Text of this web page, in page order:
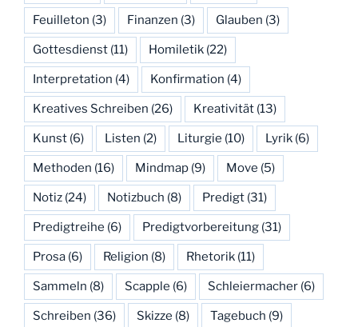
Feuilleton (3) Finanzen (3) Glauben (3)
Gottesdienst (11) Homiletik (22)
Interpretation (4) Konfirmation (4)
Kreatives Schreiben (26) Kreativität (13)
Kunst (6) Listen (2) Liturgie (10) Lyrik (6)
Methoden (16) Mindmap (9) Move (5)
Notiz (24) Notizbuch (8) Predigt (31)
Predigtreihe (6) Predigtvorbereitung (31)
Prosa (6) Religion (8) Rhetorik (11)
Sammeln (8) Scapple (6) Schleiermacher (6)
Schreiben (36) Skizze (8) Tagebuch (9)